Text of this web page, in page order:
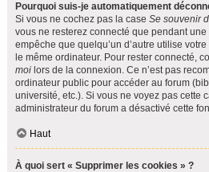
Pourquoi suis-je automatiquement
Si vous ne cochez pas la case Se souvenir
vous ne resterez connecté que pendant
empêche que quelqu’un d’autre utilise
le même ordinateur. Pour rester connecté,
moi lors de la connexion. Ce n’est pas
ordinateur public pour accéder au forum
université, etc.). Si vous ne voyez pas cette
administrateur du forum a désactivé cette
Haut
À quoi sert « Supprimer les cookies » ?